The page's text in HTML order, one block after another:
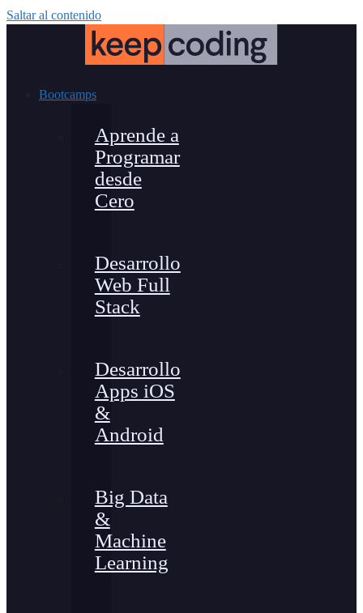
Saltar al contenido
Bootcamps
Aprende a
Programar
desde
Cero
Desarrollo
Web Full
Stack
Desarrollo
Apps iOS
&
Android
Big Data
&
Machine
Learning